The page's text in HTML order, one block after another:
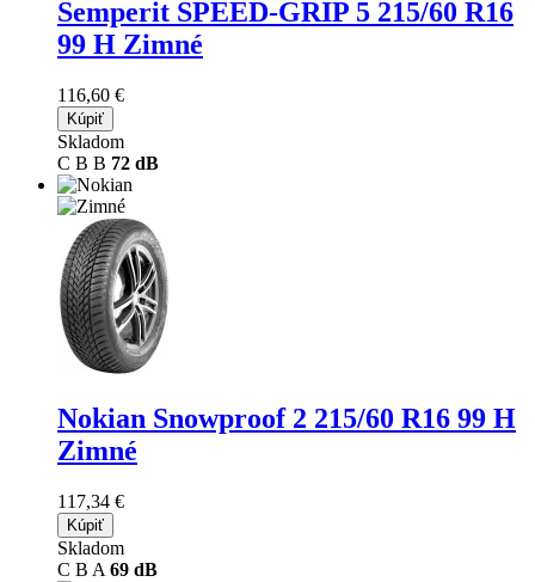
Semperit SPEED-GRIP 5 215/60 R16
99 H Zimné
116,60 €
Kúpiť
Skladom
C B B 72 dB
Nokian Snowproof 2 215/60 R16 99 H
Zimné
117,34 €
Kúpiť
Skladom
C B A 69 dB